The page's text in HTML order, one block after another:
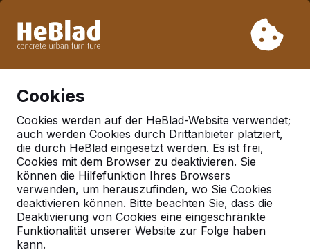
Woche 33 nicht. Bitte berücksichtigen Sie daher längere
Cookies
Cookies werden auf der HeBlad-Website verwendet;
auch werden Cookies durch Drittanbieter platziert,
die durch HeBlad eingesetzt werden. Es ist frei,
Cookies mit dem Browser zu deaktivieren. Sie
können die Hilfefunktion Ihres Browsers
verwenden, um herauszufinden, wo Sie Cookies
deaktivieren können. Bitte beachten Sie, dass die
Deaktivierung von Cookies eine eingeschränkte
Funktionalität unserer Website zur Folge haben
kann.
Deutschland
Referenties in:
Leverkusen
Geen reviews gevonden voor deze